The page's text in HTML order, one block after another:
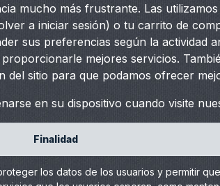
mucho más frustrante. Las
a iniciar sesión) o tu carrito de
sus preferencias según la actividad
mejores servicios.
sitio para que podamos ofrecer
en su dispositivo cuando visite
Finalidad
los datos de los usuarios y permitir